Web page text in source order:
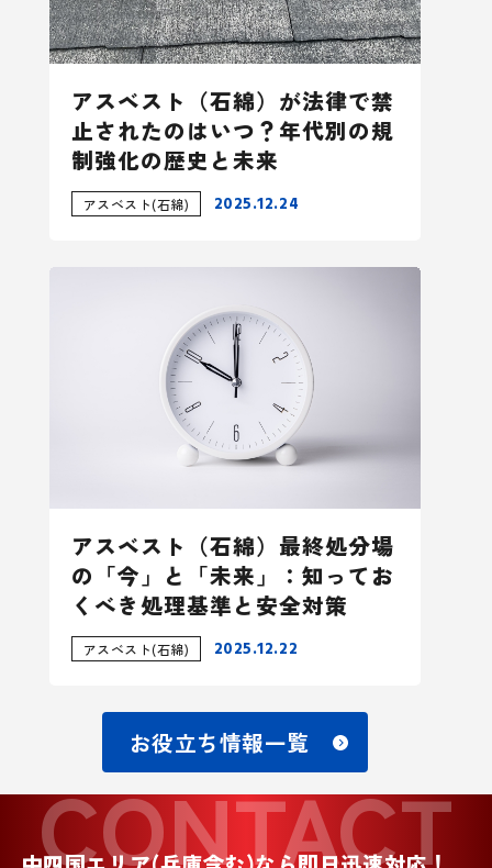
アスベスト（石綿）が法律で禁
止されたのはいつ？年代別の規
制強化の歴史と未来
アスベスト(石綿) 2025.12.24
アスベスト（石綿）最終処分場
の「今」と「未来」：知ってお
くべき処理基準と安全対策
アスベスト(石綿) 2025.12.22
お役立ち情報一覧
CONTACT